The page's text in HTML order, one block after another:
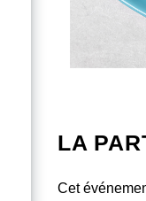
LA
Cet